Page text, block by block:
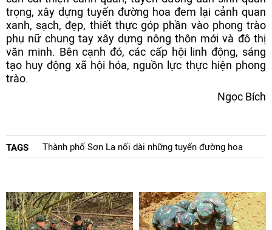
trọng, xây dựng tuyến đường hoa đem lại cảnh quan
xanh, sạch, đẹp, thiết thực góp phần vào phong trào
phụ nữ chung tay xây dựng nông thôn mới và đô thị
văn minh. Bên cạnh đó, các cấp hội linh động, sáng
tạo huy động xã hội hóa, nguồn lực thực hiện phong
trào.
Ngọc Bích
TAGS Thành phố Sơn La nối dài những tuyến đường hoa